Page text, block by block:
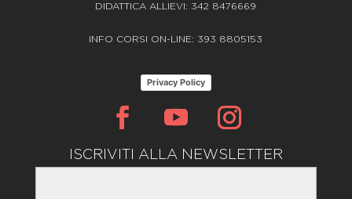
DIDATTICA ALLIEVI: 342 8476669
INFO CORSI ON-LINE: 393 8805153
Privacy Policy
ISCRIVITI ALLA NEWSLETTER